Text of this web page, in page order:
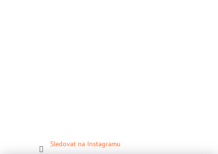
Sledovat na Instagramu